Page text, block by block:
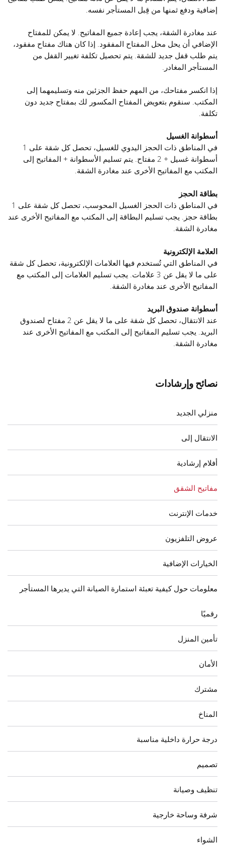
نصائح وإرشادات
منزلي الجديد
الانتقال إلى
أفلام إرشادية
مفاتيح الشقق
خدمات الإنترنت
عروض التلفزيون
الخيارات الإضافية
معلومات حول كيفية تعبئة استمارة الصيانة التي يديرها المستأجر
رقميًا
تأمين المنزل
الأمان
مشترك
المناخ
درجة حرارة داخلية مناسبة
تصميم
تنظيف وصيانة
شرفة وساحة خارجية
الشواء
إضافية ودفع ثمنها من قِبل المستأجر نفسه.
عند مغادرة الشقة، يجب إعادة جميع المفاتيح. لا يمكن للمفتاح
الإضافي أن يحل محل المفتاح المفقود. إذا كان هناك مفتاح مفقود،
يتم طلب قفل جديد للشقة. يتم تحصيل تكلفة تغيير القفل من
المستأجر المغادر.
إذا انكسر مفتاحك، من المهم حفظ الجزئين منه وتسليمهما إلى
المكتب. سنقوم بتعويض المفتاح المكسور لك بمفتاح جديد دون
تكلفة.
أسطوانة الغسيل
في المناطق ذات الحجز اليدوي للغسيل، تحصل كل شقة على 1
أسطوانة غسيل + 2 مفتاح. يتم تسليم الأسطوانة + المفاتيح إلى
المكتب مع المفاتيح الأخرى عند مغادرة الشقة.
بطاقة الحجز
في المناطق ذات الحجز الغسيل المحوسب، تحصل كل شقة على 1
بطاقة حجز. يجب تسليم البطاقة إلى المكتب مع المفاتيح الأخرى عند
مغادرة الشقة.
العلامة الإلكترونية
في المناطق التي تُستخدم فيها العلامات الإلكترونية، تحصل كل شقة
على ما لا يقل عن 3 علامات. يجب تسليم العلامات إلى المكتب مع
المفاتيح الأخرى عند مغادرة الشقة.
أسطوانة صندوق البريد
عند الانتقال، تحصل كل شقة على ما لا يقل عن 2 مفتاح لصندوق
البريد. يجب تسليم المفاتيح إلى المكتب مع المفاتيح الأخرى عند
مغادرة الشقة.